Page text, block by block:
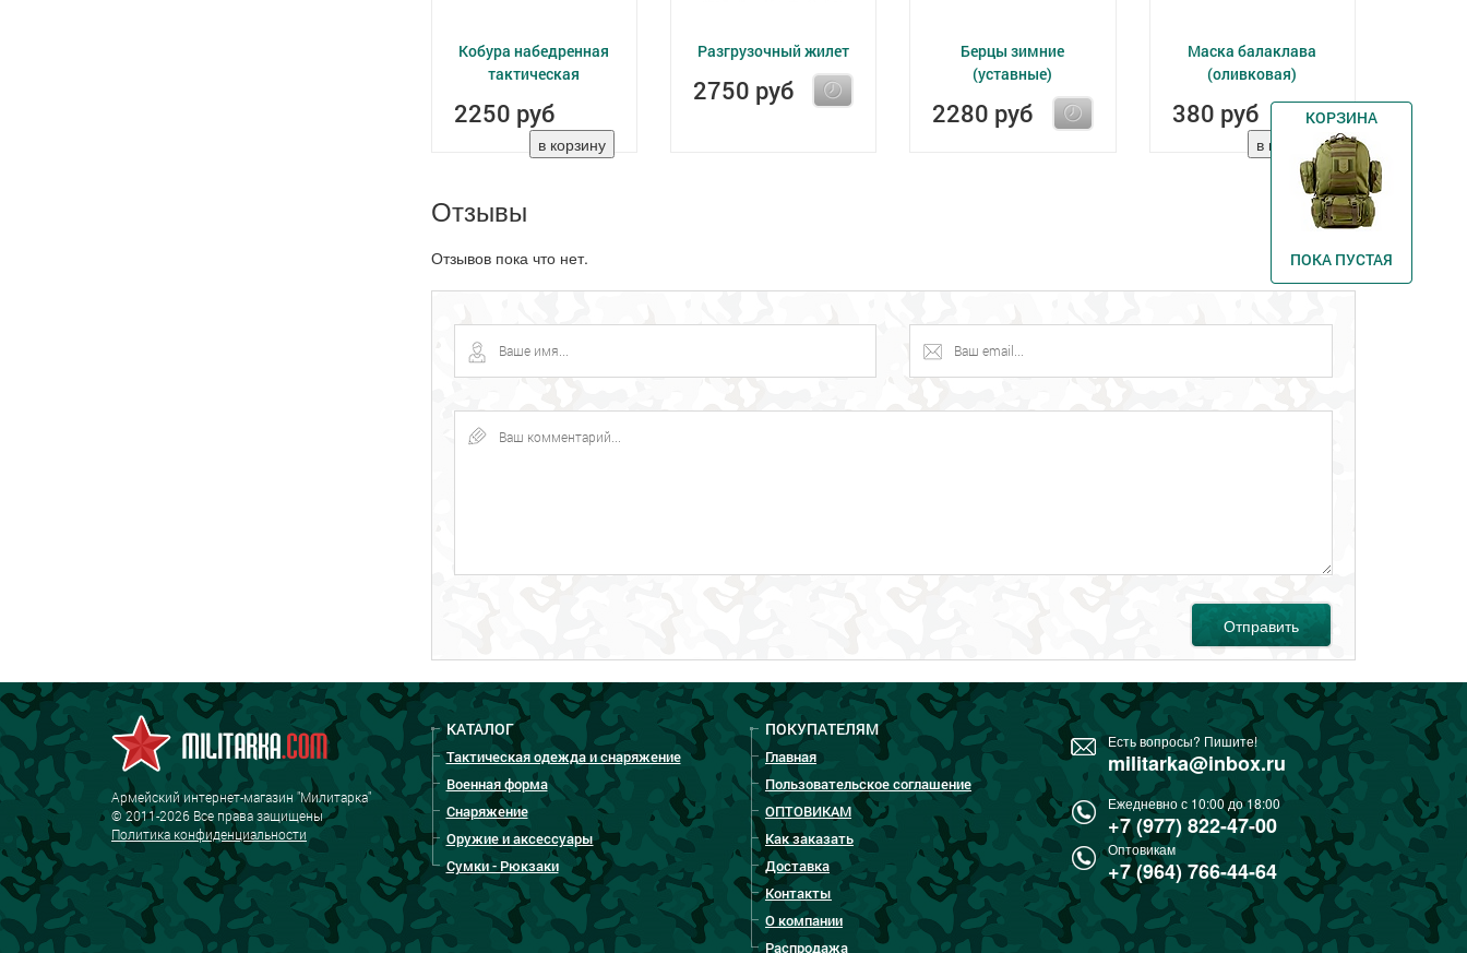
Кобура набедренная
тактическая
2250 руб
Разгрузочный жилет
2750 руб
Берцы зимние
(уставные)
2280 руб
Маска балаклава
(оливковая)
380 руб
Отзывы
Отзывов пока что нет.
Отправить
Есть вопросы? Пишите!
militarka@inbox.ru
Ежедневно с 10:00 до 18:00
+7 (977) 822-47-00
Оптовикам
+7 (964) 766-44-64
КАТАЛОГ
Тактическая одежда и снаряжение
Военная форма
Снаряжение
Оружие и аксессуары
Сумки - Рюкзаки
ПОКУПАТЕЛЯМ
Главная
Пользовательское соглашение
ОПТОВИКАМ
Как заказать
Доставка
Контакты
О компании
Распродажа
Армейский интернет-магазин "Милитарка"
© 2011-2026 Все права защищены
Политика конфиденциальности
КОРЗИНА
ПОКА ПУСТАЯ